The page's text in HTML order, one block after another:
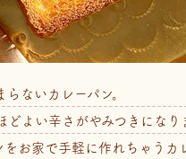
ないカレーパン。
よい辛さがやみつきになり
お家で手軽に作れちゃうカ